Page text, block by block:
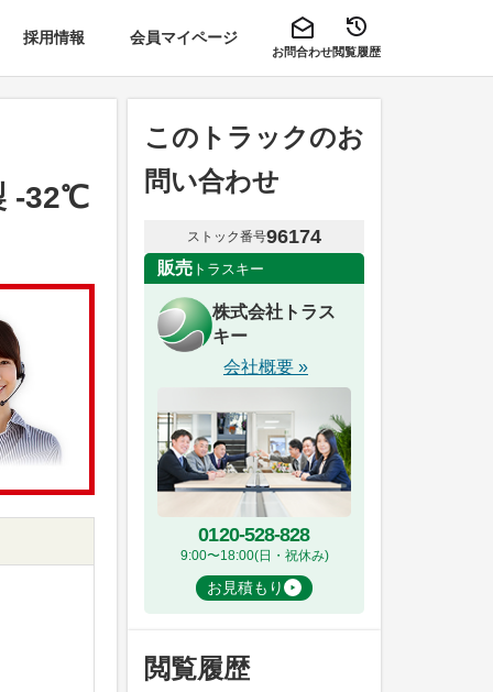
採用情報 会員マイページ
お問合わせ閲覧履歴
-32℃
このトラックのお
問い合わせ
ストック番号96174
販売 トラスキー
株式会社トラス
キー
会社概要 »
0120-528-828
9:00〜18:00(日・祝休み)
お見積もり
閲覧履歴